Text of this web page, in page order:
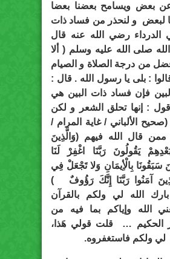
بعض ويسامح بعضنا بعضا
لبعض و لنحذر من فساد ذات
الدرداء رضي الله عنه قال
صلى الله عليه وسلم ( ألا
من درجة الصلاة و الصيام
: بلى يا رسول الله . قال :
فإن فساد ذات البين هي
أقول : إنها تحلق الشعر و لكن
الألباني / غاية المرام /
ممن قال الله فيهم (وَالَّذِينَ
يَقُولُونَ رَبَّنَا اغْفِرْ لَنَا
سَبَقُونَا بِالْأِيمَانِ وَلا تَجْعَلْ فِي
آمَنُوا رَبَّنَا إِنَّكَ رَؤُوفٌ )
10) بارك الله لي ولكم بالقرآن
الله وإياكم بما فيه من
الحكيم … قلت قولي هَذا،
لي ولكم فاستغفروه.